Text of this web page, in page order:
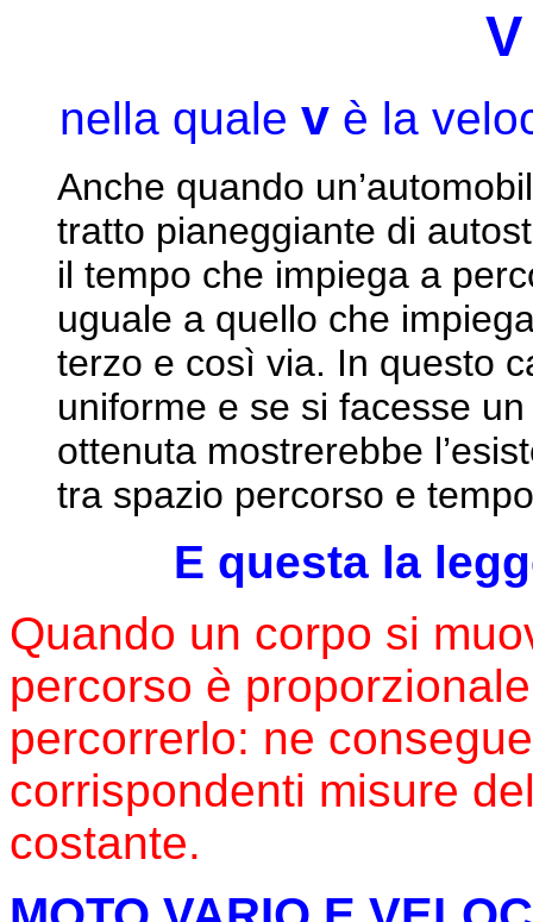
nella quale v è la
Anche quando
tratto pianeggiante di
il tempo che impiega a
uguale a quello che
terzo e così via. In questo
uniforme e se si facesse
ottenuta mostrerebbe
tra spazio percorso e
E questa la
Quando un corpo si
percorso è
percorrerlo: ne
corrispondenti misure
costante.